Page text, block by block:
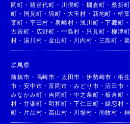
岡町 ・ 猪苗代町 ・ 川俣町 ・棚倉町 ・桑折町
町 ・ 国見町 ・塙町 ・ 大玉村 ・ 新地町 ・楢
葉町 ・ 平田村 ・ 泉崎村 ・浅川町 ・下郷町 ・
古殿町 ・ 広野町 ・ 中島村 ・ 只見町 ・柳津町
村 ・湯川村 ・金山町 ・ 川内村 ・ 三島町 ・
群馬県
前橋市 ・ 高崎市 ・ 太田市 ・伊勢崎市 ・桐
市 ・安中市 ・富岡市 ・みどり市 ・沼田市 ・
みなかみ町 ・吉岡町 ・中之条町 ・板倉町 ・
村 ・甘楽町 ・明和町 ・下仁田町 ・嬬恋村 ・
町 ・ 片品村 ・高山村 ・ 川場村 ・ 南牧村 ・